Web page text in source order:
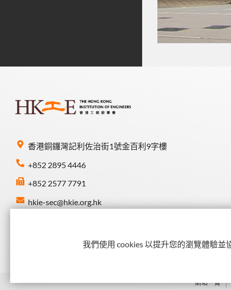
香港銅鑼灣記利佐治街1號金百利9字樓
+852 2895 4446
+852 2577 7791
hkie-sec@hkie.org.hk
網站一覽
我們使用 cookies 以提升您的瀏覽體驗